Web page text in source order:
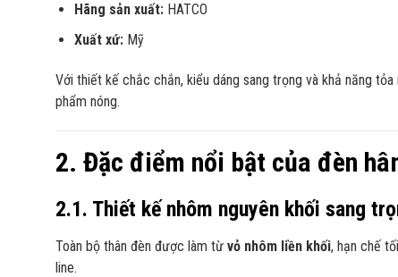
Hãng sản xuất:HATCO
Xuất xứ:Mỹ
Với thiết kế chắc chắn, kiểu dáng sang trọng và khả năng tỏa
phẩm nóng.
2. Đặc điểm nổi bật của đèn
2.1. Thiết kế nhôm nguyên khối sang
Toàn bộ thân đèn được làm từ vỏ nhôm liền khối, hạn chế
line.